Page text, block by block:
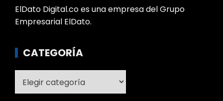
ElDato Digital.co es una empresa del Grupo
Empresarial ElDato.
CATEGORÍA